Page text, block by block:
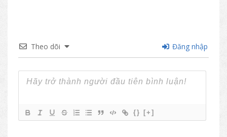
Theo dõi Đăng nhập
{} [+]